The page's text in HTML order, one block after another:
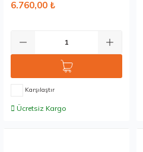
6.760,00 ₺
Karşılaştır
Ücretsiz Kargo